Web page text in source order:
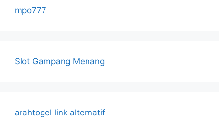
mpo777
Slot Gampang Menang
arahtogel link alternatif